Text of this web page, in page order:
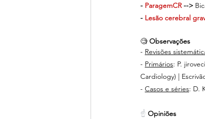
- ParagemCR -->
- Lesão cerebral
🧐 Observações
- Revisões
- Primários: P.
Cardiology) |
- Casos e séries: D.
☝ Opiniões